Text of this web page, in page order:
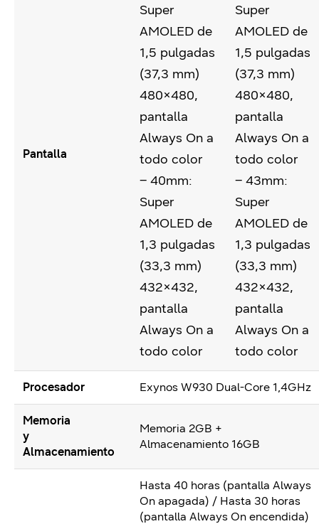
Pantalla
Super
AMOLED de
1,5 pulgadas
(37,3 mm)
480×480,
pantalla
Always On a
todo color
– 40mm:
Super
AMOLED de
1,3 pulgadas
(33,3 mm)
432×432,
pantalla
Always On a
todo color
Super
AMOLED de
1,5 pulgadas
(37,3 mm)
480×480,
pantalla
Always On a
todo color
– 43mm:
Super
AMOLED de
1,3 pulgadas
(33,3 mm)
432×432,
pantalla
Always On a
todo color
Procesador Exynos W930 Dual-Core 1,4GHz
Memoria
y
Almacenamiento
Memoria 2GB +
Almacenamiento 16GB
Hasta 40 horas (pantalla Always
On apagada) / Hasta 30 horas
(pantalla Always On encendida)